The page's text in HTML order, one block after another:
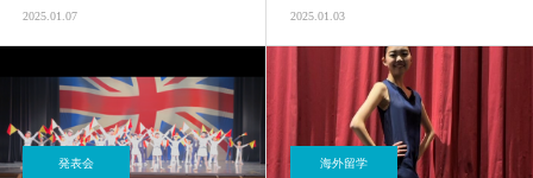
2025.01.07 2025.01.03
発表会 海外留学